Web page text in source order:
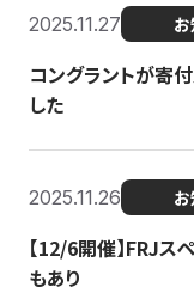
2025.11.27
コングラントが寄
した
2025.11.26
【12/6開催】FRJス
もあり